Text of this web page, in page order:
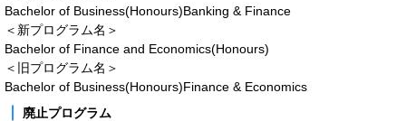
Bachelor of Business(Honours)Banking & Finance
＜新プログラム名＞
Bachelor of Finance and Economics(Honours)
＜旧プログラム名＞
Bachelor of Business(Honours)Finance & Economics
廃止プログラム